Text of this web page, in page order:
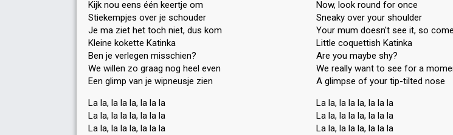
Kijk nou eens één keertje om
Stiekempjes over je schouder
Je ma ziet het toch niet, dus kom
Kleine kokette Katinka
Ben je verlegen misschien?
We willen zo graag nog heel even
Een glimp van je wipneuѕje zien
La la, la la la, la la la
La la, la la la, la la la
La la, la la la, la la la
Now, look round for once
Sneaky over your shoulder
Your mum doesn't see it, so
Little coquettish Katinka
Are you maybe shy?
We really want to see for a
A glimpse of your tip-tilted noѕe
La la, la la la, la la la
La la, la la la, la la la
La la, la la la, la la la